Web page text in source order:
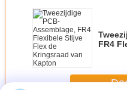
FR4